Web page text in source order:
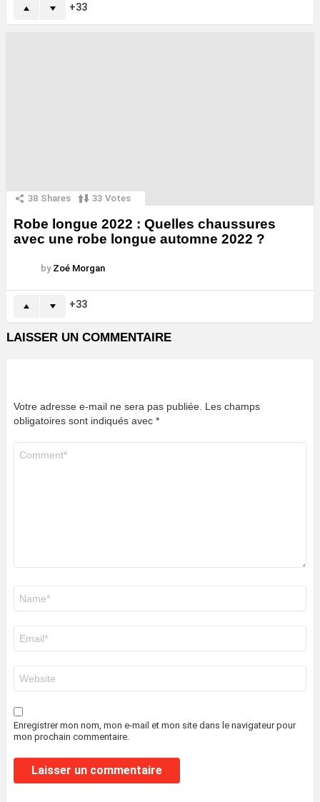
33
38 Shares 33 Votes
Robe longue 2022 : Quelles chaussures
avec une robe longue automne 2022 ?
by Zoé Morgan
33
LAISSER UN COMMENTAIRE
Votre adresse e-mail ne sera pas publiée. Les champs
obligatoires sont indiqués avec *
mail
*
web
Enregistrer mon nom, mon e-mail et mon site dans le navigateur pour
mon prochain commentaire.